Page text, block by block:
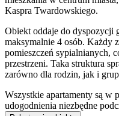
Kaspra Twardowskiego.
Obiekt oddaje do dyspozycji
maksymalnie 4 osób. Każdy
pomieszczeń sypialnianych,
przestrzeni. Taka struktura
zarówno dla rodzin, jak i
Wszystkie apartamenty są w
udogodnienia niezbędne